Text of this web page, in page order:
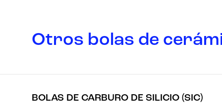
Otros bolas de
BOLAS DE CARBURO DE SILICIO (SIC)